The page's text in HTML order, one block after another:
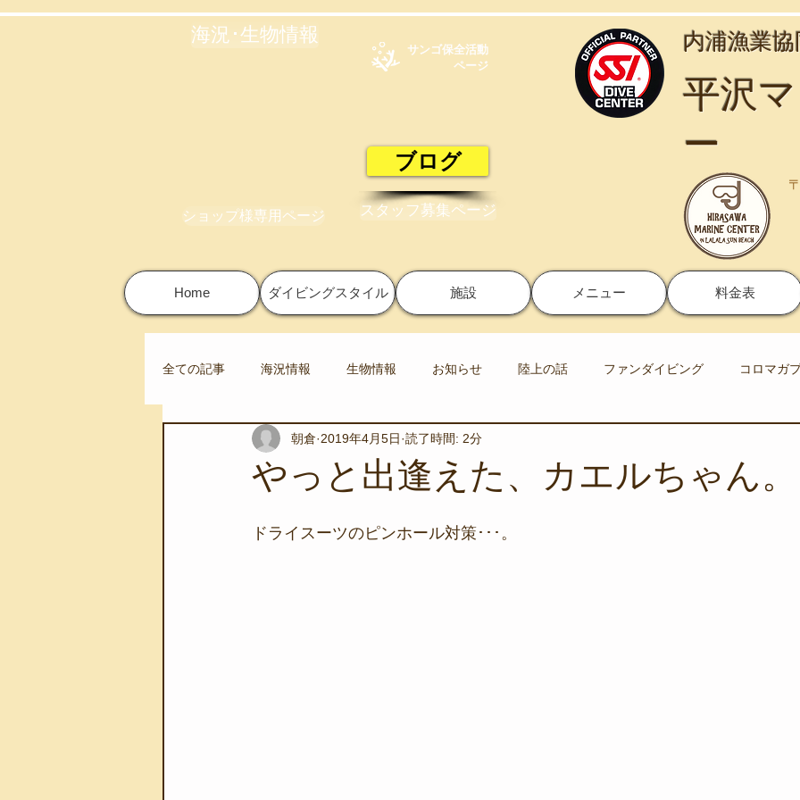
海況･生物情報
サンゴ保全活動​
ページ
ブログ
ショップ様専用ページ スタッフ募集ページ
内浦漁業
平沢
ー
Home ダイビングスタイル 施設 メニュー 料金表
全ての記事 海況情報 生物情報 お知らせ 陸上の話 ファンダイビング コロマガ
スノーケリングツアー 自然環境保全 ワカメの養殖
やっと出逢えた、カエルちゃん。
朝倉 2019年4月5日 読了時間: 2分
ドライスーツのピンホール対策･･･。